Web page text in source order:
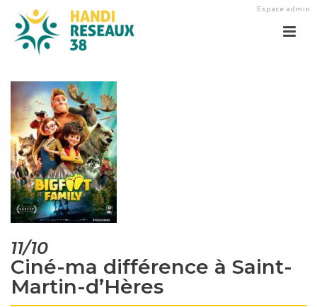
Espace admin
11/10
Ciné-ma différence à Saint-
Martin-d’Hères